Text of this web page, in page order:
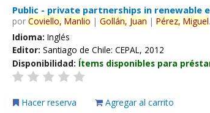
Public - private partnerships in renewable
porCoviello, Manlio |Gollán, Juan |Pérez, Miguel.
Idioma:Inglés
Editor:Santiago de Chile: CEPAL, 2012
Disponibilidad: Ítems disponibles para
Hacer reserva Agregar al carrito